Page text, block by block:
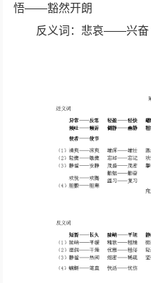
悟——豁然开朗
反义词：悲哀——兴